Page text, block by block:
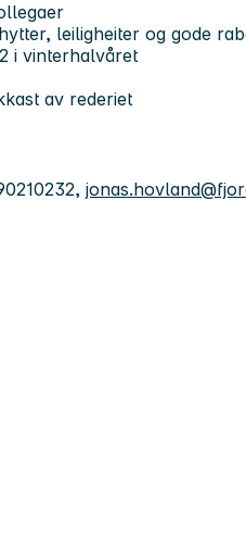
leiligheiter og gode
i vinterhalvåret
av rederiet